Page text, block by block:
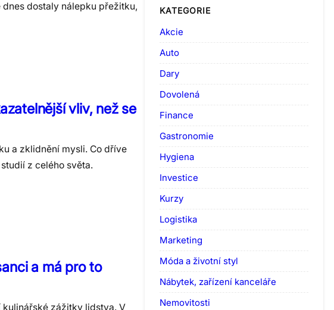
dostaly nálepku přežitku,
vliv, než se
a zklidnění mysli. Co dříve
z celého světa.
a má pro to
zážitky lidstva. V
KATEGORIE
Akcie
Auto
Dary
Dovolená
Finance
Gastronomie
Hygiena
Investice
Kurzy
Logistika
Marketing
Móda a životní styl
Nábytek, zařízení kanceláře
Nemovitosti